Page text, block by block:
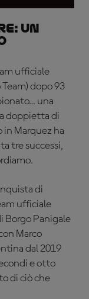
un
ufficiale
dopo 93
una
doppietta di
in Marquez ha
tre successi,
di
ufficiale
Borgo Panigale
Marco
dal 2019
e otto
di ciò che